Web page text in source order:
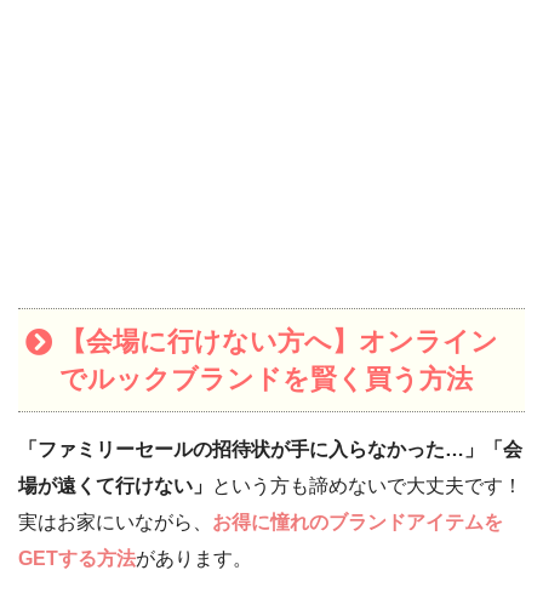
【会場に行けない方へ】オンライン
でルックブランドを賢く買う方法
「ファミリーセールの招待状が手に入らなかった…」「会
場が遠くて行けない」 という方も諦めないで大丈夫です！
実はお家にいながら、 お得に憧れのブランドアイテムを
GETする方法があります。